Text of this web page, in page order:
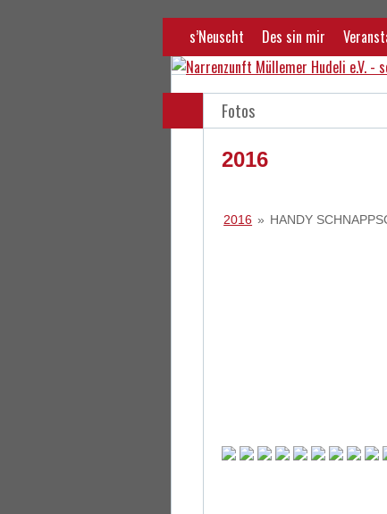
s’Neuscht Des sin mir
Fotos
2016
2016 » HANDY